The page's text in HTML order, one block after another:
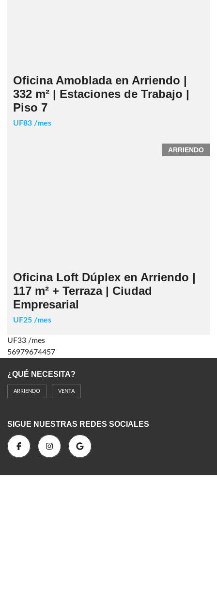
Oficina Amoblada en Arriendo |
332 m² | Estaciones de Trabajo |
Piso 7
UF83 /mes
ARRIENDO
Oficina Loft Dúplex en Arriendo |
117 m² + Terraza | Ciudad
Empresarial
UF25 /mes
UF33 /mes
56979674457
¿QUÉ NECESITA?
ARRIENDO VENTA
SIGUE NUESTRAS REDES SOCIALES